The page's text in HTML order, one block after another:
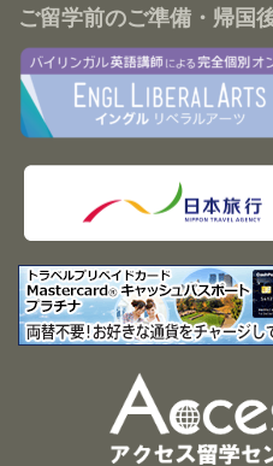
ご留学前のご準備・帰国